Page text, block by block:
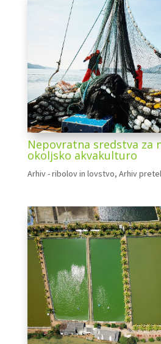
Nepovratna sredstva za
okoljsko akvakulturo
Arhiv - ribolov in lovstvo, Arhiv